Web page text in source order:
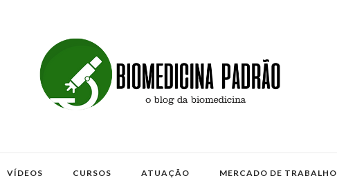
VÍDEOS CURSOS ATUAÇÃO MERCADO DE TRABALHO